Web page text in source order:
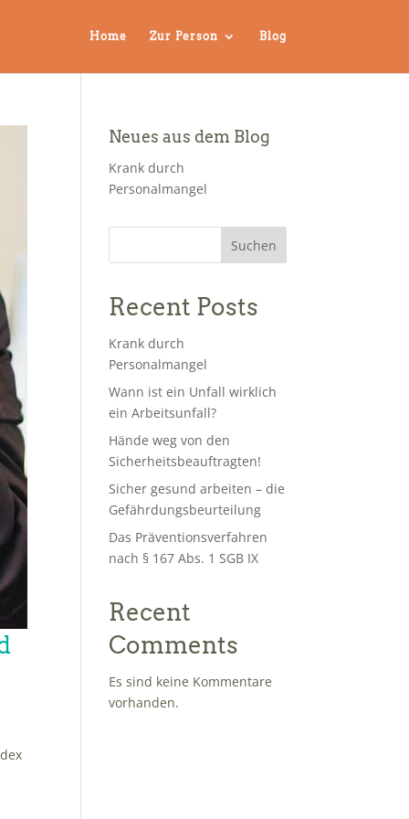
Home Zur Person Blog
Neues aus dem Blog
Krank durch
Personalmangel
Suchen
Recent Posts
Krank durch
Personalmangel
Wann ist ein Unfall wirklich
ein Arbeitsunfall?
Hände weg von den
Sicherheitsbeauftragten!
Sicher gesund arbeiten – die
Gefährdungsbeurteilung
Das Präventionsverfahren
nach § 167 Abs. 1 SGB IX
Recent
Comments
Es sind keine Kommentare
vorhanden.